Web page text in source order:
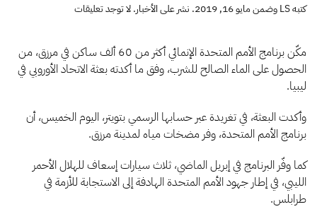
كتبهLSوضمنمايو 16, 2019 . نشر علىالأخبار.لا توجد تعليقاتعلى
المتحدة
الإنمائي
يوفر
لـ
مكّن برنامج الأمم المتحدة الإنمائي أكثر من 60 ألف ساكن في مرزق، من
الحصول على الماء الصالح للشرب، وفق ما أكدته بعثة الاتحاد الأوروبي في
ليبيا.
وأكدت البعثة، في تغريدة عبر حسابها الرسمي بتويتر، اليوم الخميس، أن
برنامج الأمم المتحدة، وفر مضخات مياه لمدينة مرزق.
كما وفّر البرنامج في إبريل الماضي، ثلاث سيارات إسعاف للهلال الأحمر
الليبي، في إطار جهود الأمم المتحدة الهادفة إلى الاستجابة للأزمة في
طرابلس.